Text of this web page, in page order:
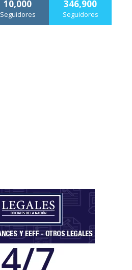
10,000
Seguidores
346,900
Seguidores